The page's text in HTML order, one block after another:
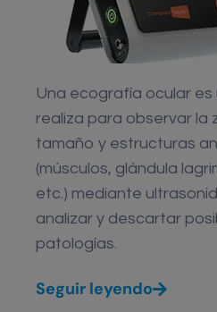
Una ecografía ocular
realiza para observar la
tamaño y estructuras
(músculos, glándula
etc.) mediante
analizar y descartar
patologías.
Seguir leyendo